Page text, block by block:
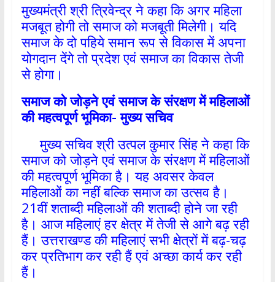
मुख्यमंत्री श्री त्रिवेन्द्र ने कहा कि अगर महिला
मजबूत होगी तो समाज को मजबूती मिलेगी। यदि
समाज के दो पहिये समान रूप से विकास में अपना
योगदान देंगे तो प्रदेश एवं समाज का विकास तेजी
से होगा।
समाज को जोड़ने एवं समाज के संरक्षण में महिलाओं
की महत्वपूर्ण भूमिका- मुख्य सचिव
मुख्य सचिव श्री उत्पल कुमार सिंह ने कहा कि
समाज को जोड़ने एवं समाज के संरक्षण में महिलाओं
की महत्वपूर्ण भूमिका है। यह अवसर केवल
महिलाओं का नहीं बल्कि समाज का उत्सव है।
21वीं शताब्दी महिलाओं की शताब्दी होने जा रही
है। आज महिलाएं हर क्षेत्र में तेजी से आगे बढ़ रही
हैं। उत्तराखण्ड की महिलाएं सभी क्षेत्रों में बढ़-चढ़
कर प्रतिभाग कर रही हैं एवं अच्छा कार्य कर रही
हैं।